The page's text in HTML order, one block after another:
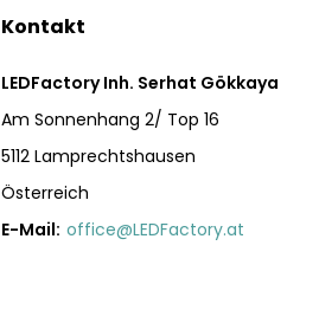
Kontakt
LEDFactory Inh. Serhat Gökkaya
Am Sonnenhang 2/ Top 16
5112 Lamprechtshausen
Österreich
E-Mail: office@LEDFactory.at